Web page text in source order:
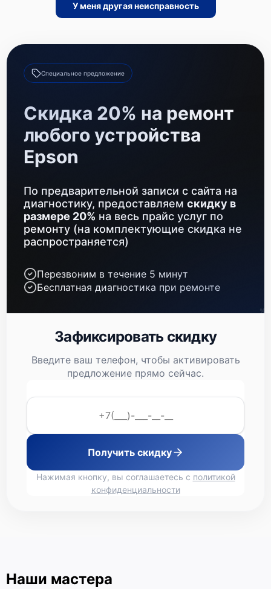
Ремонт Bluetooth-систем
Ремонт оптики 500 р
Замена датчиков
Замена разъемов 600 р
У меня другая неисправность
Специальное предложение
Скидка 20% на ремонт
любого устройства
Epson
По предварительной записи с сайта на
диагностику, предоставляем скидку в
размере 20% на весь прайс услуг по
ремонту (на комплектующие скидка не
распространяется)
Перезвоним в течение 5 минут
Бесплатная диагностика при ремонте
Зафиксировать скидку
Введите ваш телефон, чтобы активировать
предложение прямо сейчас.
Получить скидку
Нажимая кнопку, вы соглашаетесь с политикой
конфиденциальности
Наши мастера